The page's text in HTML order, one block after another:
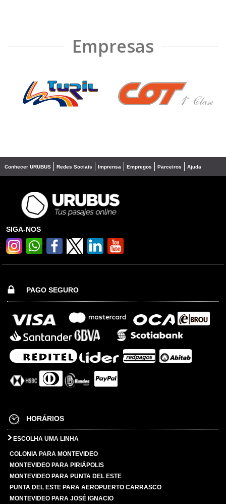
Empresas
❮ ❯
Conhecer URUBUS Redes Sociais Imprensa Empregos Parceiros Ajuda
SIGA-NOS
PAGO SEGURO
HORÁRIOS
ESCOLHA UMA LINHA
COLONIA PARA MONTEVIDEO
MONTEVIDEO PARA PIRIÁPOLIS
MONTEVIDEO PARA PUNTA DEL ESTE
PUNTA DEL ESTE PARA AEROPUERTO CARRASCO
MONTEVIDEO PARA JOSÉ IGNACIO